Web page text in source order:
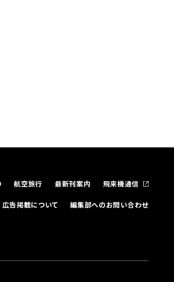
航空旅行 最新刊案内 飛来機通信
広告掲載について 編集部へのお問い合わせ